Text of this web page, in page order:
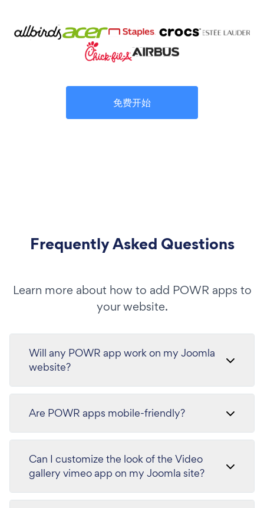
免费开始
Frequently Asked Questions
Learn more about how to add POWR apps to
your website.
Will any POWR app work on my Joomla
website?
Are POWR apps mobile-friendly?
Can I customize the look of the Video
gallery vimeo app on my Joomla site?